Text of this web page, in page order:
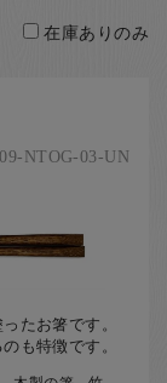
在庫ありのみ
NTOG-03-UN
たお箸です。
も特徴です。